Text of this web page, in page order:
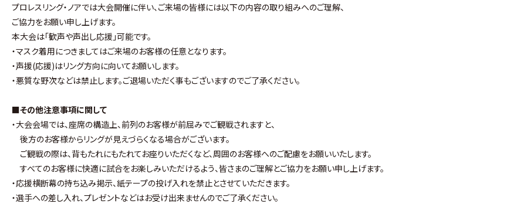
プロレスリング・ノアでは大会開催に伴い、ご来場の皆様には以下の内容の取り組みへのご理解、
ご協力をお願い申し上げます。
本大会は｢歓声や声出し応援｣可能です。
・マスク着用につきましてはご来場のお客様の任意となります。
・声援(応援)はリング方向に向いてお願いします。
・悪質な野次などは禁止します。ご退場いただく事もございますのでご了承ください。
■その他注意事項に関して
・大会会場では、座席の構造上、前列のお客様が前屈みでご観戦されますと、
後方のお客様からリングが見えづらくなる場合がございます。
ご観戦の際は、背もたれにもたれてお座りいただくなど、周囲のお客様へのご配慮をお願いいたします。
すべてのお客様に快適に試合をお楽しみいただけるよう、皆さまのご理解とご協力をお願い申し上げます。
・応援横断幕の持ち込み掲示、紙テープの投げ入れを禁止とさせていただきます。
・選手への差し入れ、プレゼントなどはお受け出来ませんのでご了承ください。